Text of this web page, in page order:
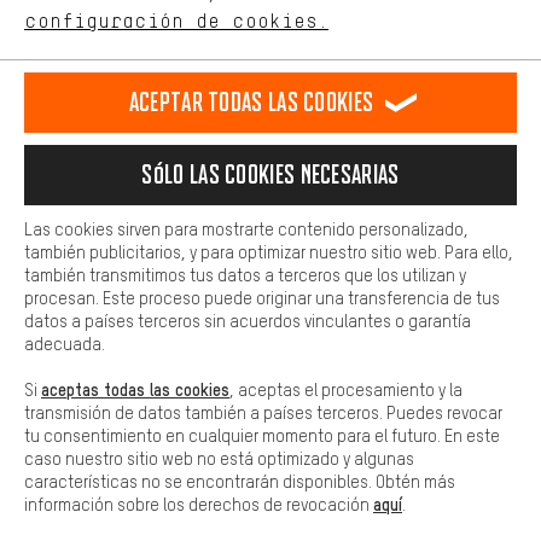
español
ES english Deutsch
RESCINDIR EL CONTRATO Comunidad de Aquisgrán Programa de afiliados
Aviso Legal Protección de datos Condiciones Generales
Plataforma de reportes Reciclaje de baterias
Configuración de las cookies Ajusta el contraste
Todos los precios indicados son en euros e sin MwSt, más
gastos de envío aEstados Unidos.
configuración de cookies.
comportamiento de compra.
Más confort
cookies de comodidad, creamos enlaces a plataformas de redes
sociales. Esto nos permite proporcionarle más contenido e
adicionales que le ayudarán a encontrar los productos adecuados.
preguntas de forma rápida y sencilla.
Básica
Las cookies básicas aseguran que puedas usar nuestro sitio web.
Aceptar todas las cookies
Sólo las cookies necesarias
Las cookies sirven para mostrarte contenido personalizado,
también publicitarios, y para optimizar nuestro sitio web. Para ello,
también transmitimos tus datos a terceros que los utilizan y
procesan. Este proceso puede originar una transferencia de tus
datos a países terceros sin acuerdos vinculantes o garantía
adecuada.
Si aceptas todas las cookies , aceptas el procesamiento y la
transmisión de datos también a países terceros. Puedes revocar
tu consentimiento en cualquier momento para el futuro. En este
caso nuestro sitio web no está optimizado y algunas
características no se encontrarán disponibles. Obtén más
información sobre los derechos de revocación aquí.